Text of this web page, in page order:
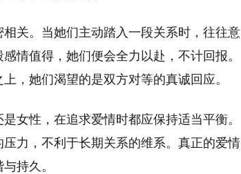
关。当她们主动踏入一段关系时，往往意
情值得，她们便会全力以赴，不计回报。
，她们渴望的是双方对等的真诚回应。
女性，在追求爱情时都应保持适当平衡。
力，不利于长期关系的维系。真正的爱情
持久。